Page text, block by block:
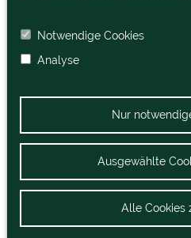
Notwendige Cookies
Analyse
Nur
Ausgewählte
Alle Cookies